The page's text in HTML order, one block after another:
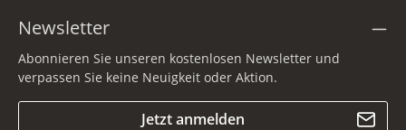
Newsletter
Abonnieren Sie unseren kostenlosen Newsletter und
verpassen Sie keine Neuigkeit oder Aktion.
Jetzt anmelden